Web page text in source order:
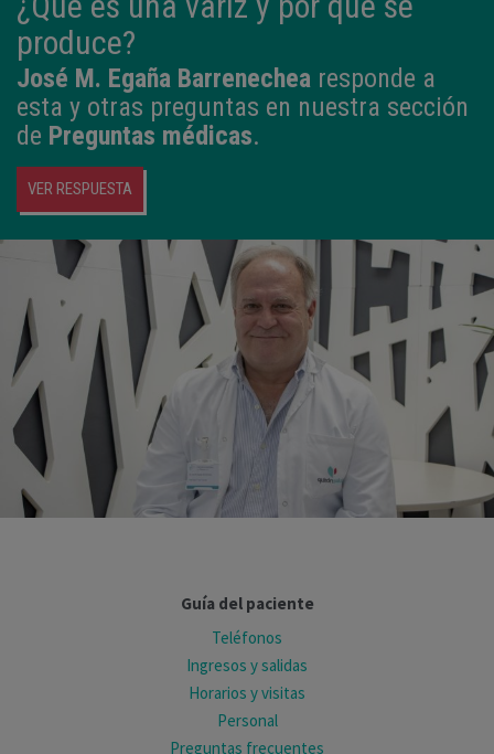
produce?
José M. Egaña Barrenechea responde a
esta y otras preguntas en nuestra sección
de Preguntas médicas.
VER RESPUESTA
Guía del paciente
Teléfonos
Ingresos y salidas
Horarios y visitas
Personal
Preguntas frecuentes